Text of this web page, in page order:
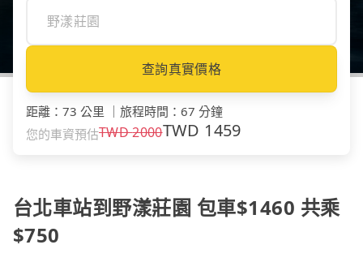
查詢真實價格
距離 ： 73 公里 旅程時間 ： 67 分鐘
您的車資預估TWD2000TWD 1459
台北車站到野漾莊園 包車$1460 共乘
$750